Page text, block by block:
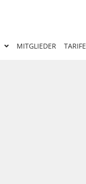
MITGLIEDER TARIFE